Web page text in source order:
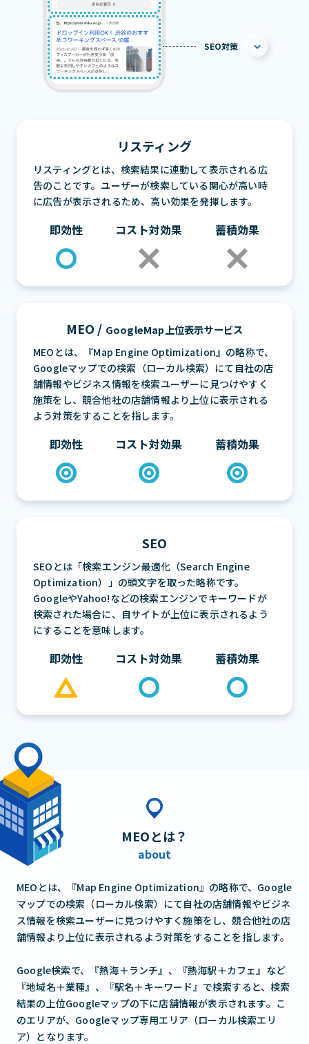
SEO対策
リスティング
リスティングとは、検索結果に連動して表示される広
告のことです。ユーザーが検索している関心が高い時
に広告が表示されるため、高い効果を発揮します。
即効性 コスト対効果 蓄積効果
MEO / GoogleMap上位表示サービス
MEOとは、『Map Engine Optimization』の略称で、
Googleマップでの検索（ローカル検索）にて自社の店
舗情報やビジネス情報を検索ユーザーに見つけやすく
施策をし、競合他社の店舗情報より上位に表示される
よう対策をすることを指します。
即効性 コスト対効果 蓄積効果
SEO
SEOとは「検索エンジン最適化（Search Engine
Optimization）」の頭文字を取った略称です。
GoogleやYahoo!などの検索エンジンでキーワードが
検索された場合に、自サイトが上位に表示されるよう
にすることを意味します。
即効性 コスト対効果 蓄積効果
MEOとは？
about
MEOとは、『Map Engine Optimization』の略称で、Google
マップでの検索（ローカル検索）にて自社の店舗情報やビジネ
ス情報を検索ユーザーに見つけやすく施策をし、競合他社の店
舗情報より上位に表示されるよう対策をすることを指します。
Google検索で、『熱海＋ランチ』、『熱海駅＋カフェ』など
『地域名＋業種』、『駅名＋キーワード』で検索すると、検索
結果の上位Googleマップの下に店舗情報が表示されます。こ
のエリアが、Googleマップ専用エリア（ローカル検索エリ
ア）となります。